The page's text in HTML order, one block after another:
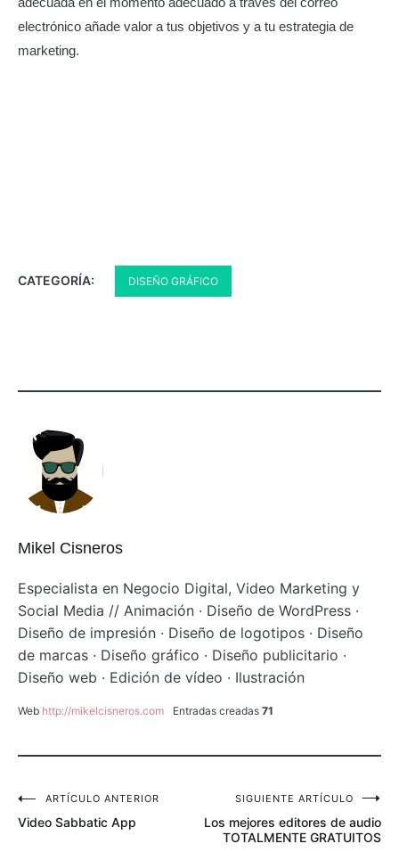
electrónico añade valor a tus objetivos y a tu estrategia de
marketing.
CATEGORÍA: DISEÑO GRÁFICO
Mikel Cisneros
Especialista en Negocio Digital, Video Marketing y
Social Media // Animación · Diseño de WordPress ·
Diseño de impresión · Diseño de logotipos · Diseño
de marcas · Diseño gráfico · Diseño publicitario ·
Diseño web · Edición de vídeo · Ilustración
Web http://mikelcisneros.com Entradas creadas 71
Navegación
de
ARTÍCULO ANTERIOR
Video Sabbatic App
SIGUIENTE ARTÍCULO
Los mejores editores de audio
TOTALMENTE GRATUITOS